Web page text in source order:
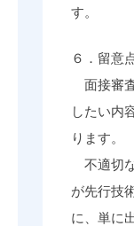
す。
６．留意
面接審
したい内
ります。
不適切
が先行技
に、単に